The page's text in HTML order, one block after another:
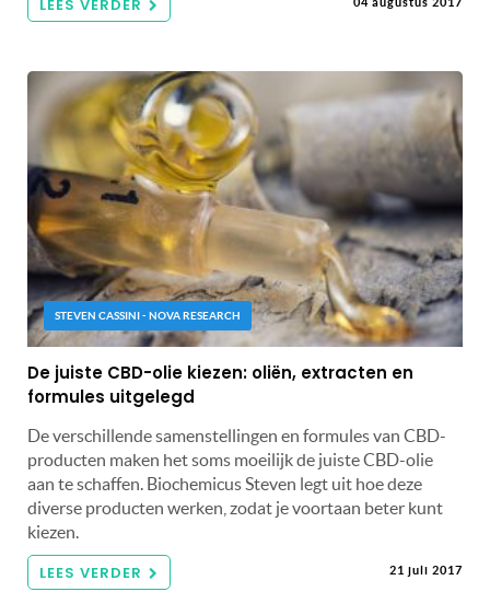
LEES VERDER
STEVEN CASSINI - NOVA RESEARCH
De juiste CBD-olie kiezen: oliën, extracten en
formules uitgelegd
De verschillende samenstellingen en formules van CBD-
producten maken het soms moeilijk de juiste CBD-olie
aan te schaffen. Biochemicus Steven legt uit hoe deze
diverse producten werken, zodat je voortaan beter kunt
kiezen.
LEES VERDER 21 juli 2017